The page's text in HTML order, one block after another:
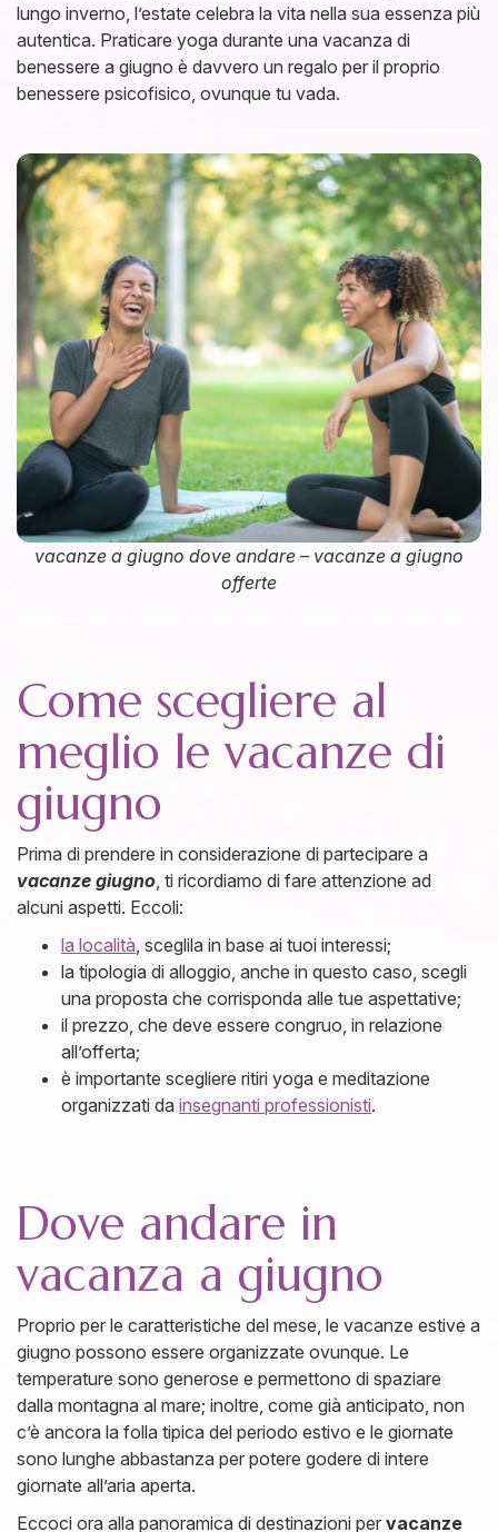
lungo inverno, l’estate celebra la vita nella sua essenza più
autentica. Praticare yoga durante una vacanza di
benessere a giugno è davvero un regalo per il proprio
benessere psicofisico, ovunque tu vada.
vacanze a giugno dove andare – vacanze a giugno
offerte
Come scegliere al
meglio le vacanze di
giugno
Prima di prendere in considerazione di partecipare a
vacanze giugno , ti ricordiamo di fare attenzione ad
alcuni aspetti. Eccoli:
la località , sceglila in base ai tuoi interessi;
la tipologia di alloggio, anche in questo caso, scegli
una proposta che corrisponda alle tue aspettative;
il prezzo, che deve essere congruo, in relazione
all’offerta;
è importante scegliere ritiri yoga e meditazione
organizzati da insegnanti professionisti.
Dove andare in
vacanza a giugno
Proprio per le caratteristiche del mese, le vacanze estive a
giugno possono essere organizzate ovunque. Le
temperature sono generose e permettono di spaziare
dalla montagna al mare; inoltre, come già anticipato, non
c’è ancora la folla tipica del periodo estivo e le giornate
sono lunghe abbastanza per potere godere di intere
giornate all’aria aperta.
Eccoci ora alla panoramica di destinazioni per vacanze